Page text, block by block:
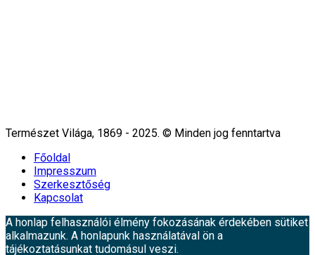
Természet Világa, 1869 - 2025. © Minden jog fenntartva
Főoldal
Impresszum
Szerkesztőség
Kapcsolat
A honlap felhasználói élmény fokozásának érdekében sütiket
alkalmazunk. A honlapunk használatával ön a
tájékoztatásunkat tudomásul veszi.